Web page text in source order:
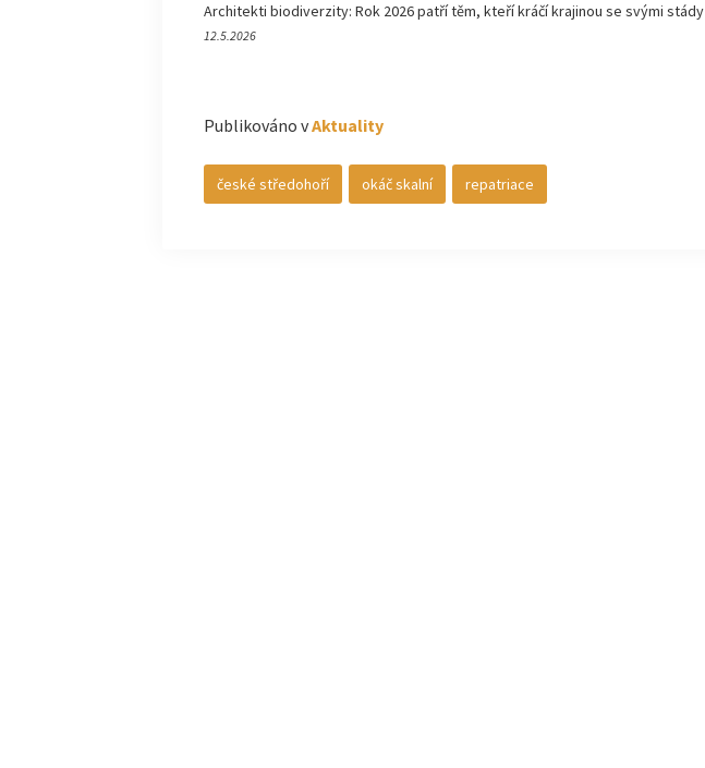
Architekti biodiverzity: Rok 2026 patří těm, kteří kráčí krajinou se svými stády
12.5.2026
Publikováno vAktuality
české středohoří okáč skalní repatriace